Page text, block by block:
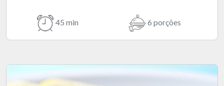
45 min 6 porções